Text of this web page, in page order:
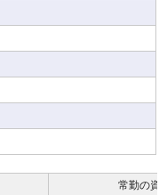
常勤の資